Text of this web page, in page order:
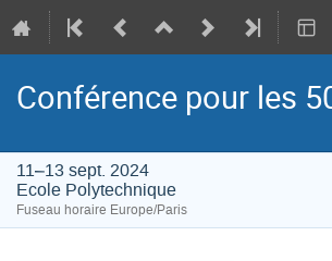
Conférence pour les
11–13 sept. 2024
Ecole Polytechnique
Fuseau horaire Europe/Paris